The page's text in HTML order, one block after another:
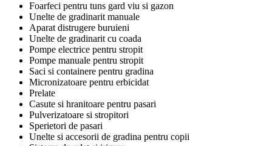
Foarfeci pentru tuns gard viu si gazon
Unelte de gradinarit manuale
Aparat distrugere buruieni
Unelte de gradinarit cu coada
Pompe electrice pentru stropit
Pompe manuale pentru stropit
Saci si containere pentru gradina
Micronizatoare pentru erbicidat
Prelate
Casute si hranitoare pentru pasari
Pulverizatoare si stropitori
Sperietori de pasari
Unelte si accesorii de gradina pentru copii